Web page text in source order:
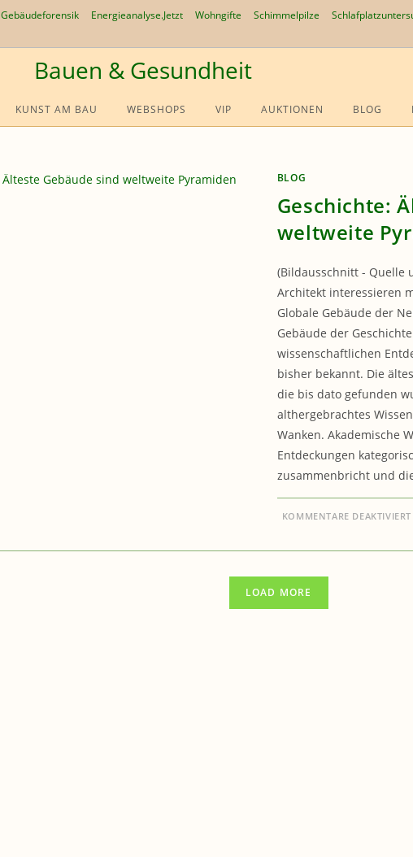
Gebäudeforensik Energieanalyse.Jetzt Wohngifte Schimmelpilze
Bauen & Gesundheit
KUNST AM BAU WEBSHOPS VIP AUKTIONEN BLOG
BLOG
Geschichte:
weltweite
(Bildausschnitt - Quelle
Architekt interessieren
Globale Gebäude der
Gebäude der
wissenschaftlichen
bisher bekannt. Die
die bis dato gefunden
althergebrachtes
Wanken. Akademische
Entdeckungen
zusammenbricht und
KOMMENTARE DEAKTIVIERT
LOAD MORE